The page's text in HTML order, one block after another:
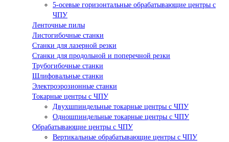
5-осевые горизонтальные обрабатывающие центры с
ЧПУ
Ленточные пилы
Листогибочные станки
Станки для лазерной резки
Станки для продольной и поперечной резки
Трубогибочные станки
Шлифовальные станки
Электроэрозионные станки
Токарные центры с ЧПУ
Двухшпиндельные токарные центры с ЧПУ
Одношпиндельные токарные центры с ЧПУ
Обрабатывающие центры с ЧПУ
Вертикальные обрабатывающие центры с ЧПУ